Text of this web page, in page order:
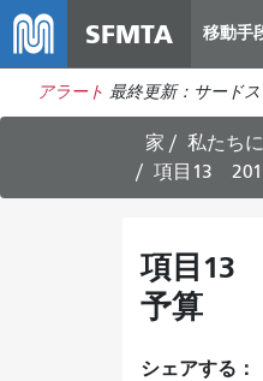
SFMTA 移動手
アラート 最終更新：サード
家 私たち
項目13
項目13
予算
シェアする：